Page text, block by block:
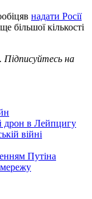
надати Росії
більшої кількості
Підписуйтесь на
дрон в Лейпцигу
війні
Путіна